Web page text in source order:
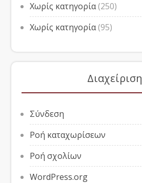
Χωρίς κατηγορία(250)
Χωρίς κατηγορία(95)
Διαχείριση
Σύνδεση
Ροή καταχωρίσεων
Ροή σχολίων
WordPress.org